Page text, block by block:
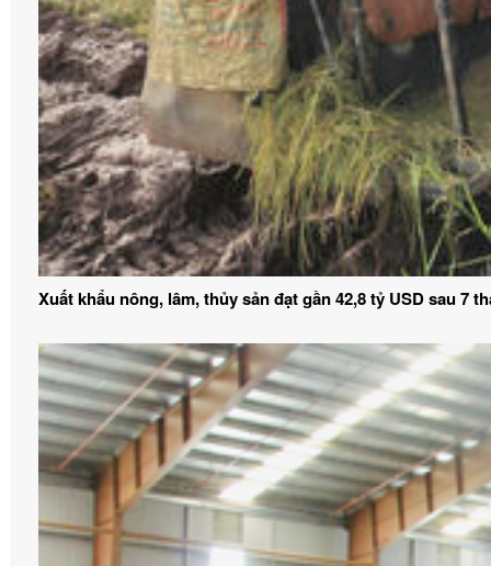
Xuất khẩu nông, lâm, thủy sản đạt gần 42,8 tỷ USD sau 7